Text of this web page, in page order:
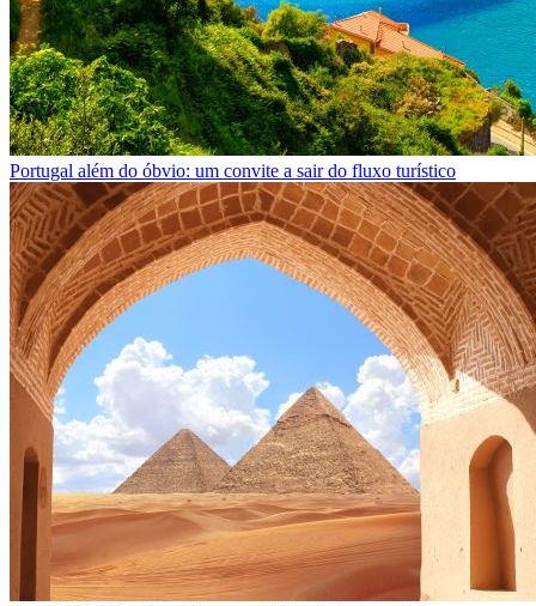
Portugal além do óbvio: um convite a sair do fluxo turístico